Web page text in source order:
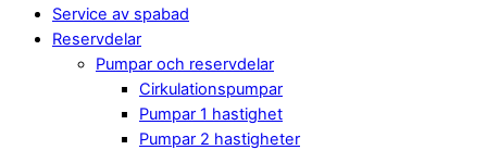
Service av spabad
Reservdelar
Pumpar och reservdelar
Cirkulationspumpar
Pumpar 1 hastighet
Pumpar 2 hastigheter